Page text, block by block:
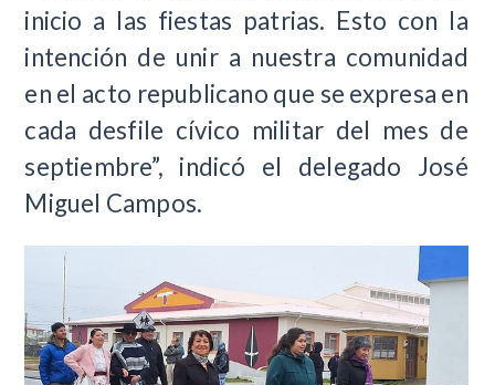
inicio a las fiestas patrias. Esto con la
intención de unir a nuestra comunidad
en el acto republicano que se expresa en
cada desfile cívico militar del mes de
septiembre”, indicó el delegado José
Miguel Campos.